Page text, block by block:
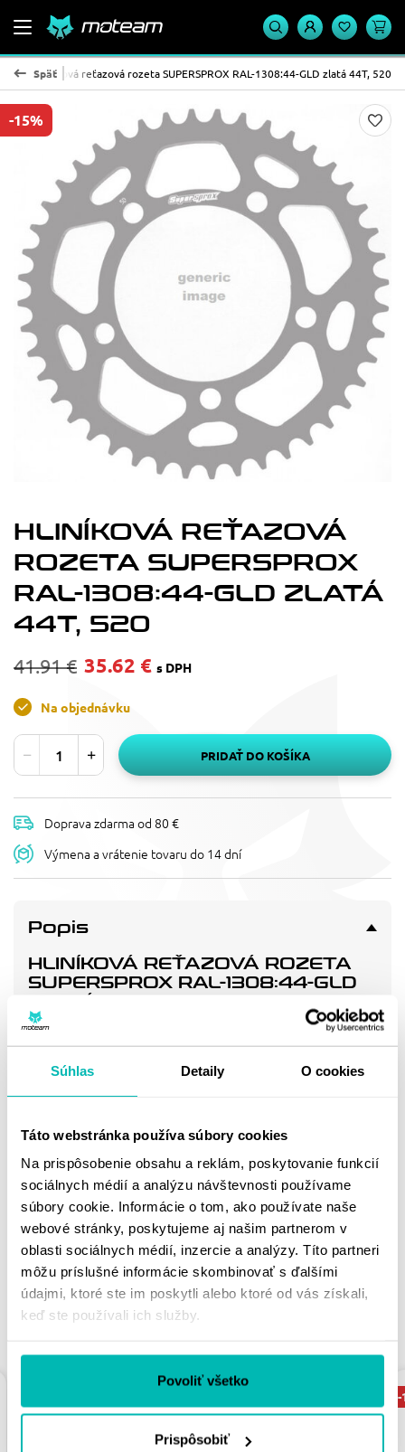
Súhlas Detaily O cookies
Táto webstránka používa súbory cookies
Na prispôsobenie obsahu a reklám, poskytovanie funkcií
sociálnych médií a analýzu návštevnosti používame
súbory cookie. Informácie o tom, ako používate naše
webové stránky, poskytujeme aj našim partnerom v
oblasti sociálnych médií, inzercie a analýzy. Títo partneri
môžu príslušné informácie skombinovať s ďalšími
údajmi, ktoré ste im poskytli alebo ktoré od vás získali,
keď ste používali ich služby.
Povoliť všetko
Prispôsobiť
Späť
T6 Hliníková reťazová rozeta SUPERSPROX RAL-1308:44-GLD zlatá 44T, 520
-15%
HLINÍKOVÁ REŤAZOVÁ
ROZETA SUPERSPROX
RAL-1308:44-GLD ZLATÁ
44T, 520
41.91 € 35.62 € s DPH
Na objednávku
PRIDAŤ DO KOŠÍKA
Doprava zdarma od 80 €
Výmena a vrátenie tovaru do 14 dní
Popis
HLINÍKOVÁ REŤAZOVÁ ROZETA
SUPERSPROX RAL-1308:44-GLD
ZLATÁ 44T, 520
Rozeta nejvyšší kvality z materiálu 7075-T6 s pevnějšími zuby
pro prodloužení životnosti řetězové sady.
Doprava a vrátenie
MOHLO BY SA VÁM
PÁČIŤ
PODOBNÉ PRODUKTY
-